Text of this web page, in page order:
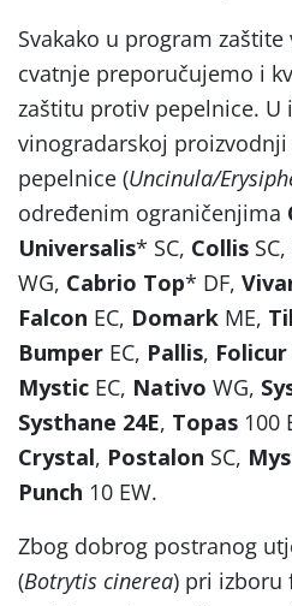
Svakako u program
cvatnje preporučujemo i
zaštitu protiv pepelnice. U
vinogradarskoj proizvodnji
pepelnice (Uncinula/
određenim ograničenjima
Universalis* SC, Collis SC,
WG, Cabrio Top* DF,
Falcon EC, Domark ME,
Bumper EC, Pallis, Folicur
Mystic EC, Nativo WG,
Systhane 24E, Topas 100
Crystal, Postalon SC,
Punch 10 EW.
Zbog dobrog postranog
(Botrytis cinerea) pri izboru